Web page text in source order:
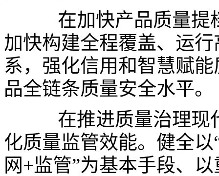
在加快产品质量提
加快构建全程覆盖、运
系，强化信用和智慧赋
品全链条质量安全水平。
在推进质量治理现
化质量监管效能。健全
网+监管”为基本手段、